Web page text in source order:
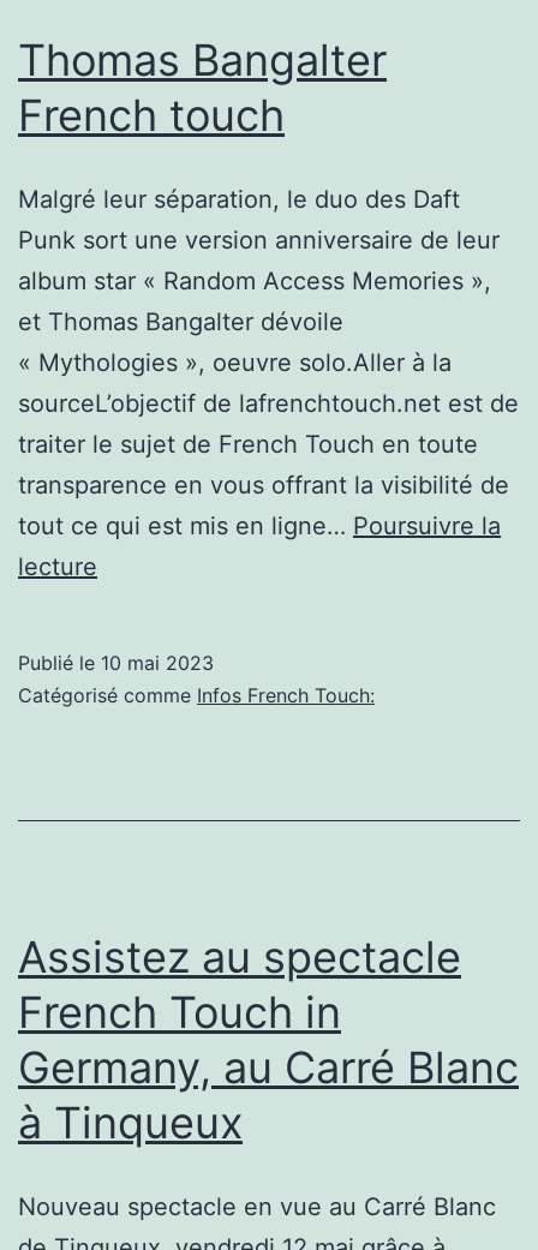
Tinqueux
Thomas Bangalter
French touch
Malgré leur séparation, le duo des Daft
Punk sort une version anniversaire de leur
album star « Random Access Memories »,
et Thomas Bangalter dévoile
« Mythologies », oeuvre solo.Aller à la
sourceL’objectif de lafrenchtouch.net est de
traiter le sujet de French Touch en toute
transparence en vous offrant la visibilité de
tout ce qui est mis en ligne… Poursuivre la
lecture
touch
Publié le 10 mai 2023
Catégorisé comme Infos French Touch:
Assistez au spectacle
French Touch in
Germany, au Carré Blanc
à Tinqueux
Nouveau spectacle en vue au Carré Blanc